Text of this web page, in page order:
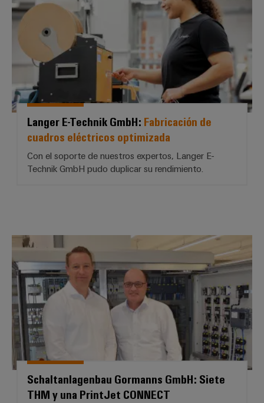
Langer E-Technik GmbH: Fabricación de
cuadros eléctricos optimizada
Con el soporte de nuestros expertos, Langer E-
Technik GmbH pudo duplicar su rendimiento.
Schaltanlagenbau Gormanns
Schaltanlagenbau Gormanns GmbH: Siete
THM y una PrintJet CONNECT